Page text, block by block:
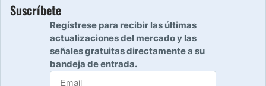
Suscríbete
Regístrese para recibir las últimas
actualizaciones del mercado y las
señales gratuitas directamente a su
bandeja de entrada.